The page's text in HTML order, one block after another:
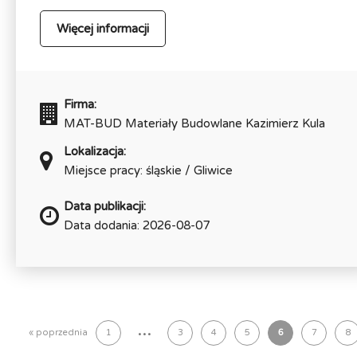
Więcej informacji
Firma:
MAT-BUD Materiały Budowlane Kazimierz Kula
Lokalizacja:
Miejsce pracy: śląskie / Gliwice
Data publikacji:
Data dodania: 2026-08-07
« poprzednia 1 ... 3 4 5 6 7 8